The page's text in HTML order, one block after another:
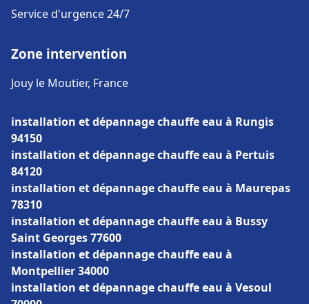
Service d'urgence 24/7
Zone intervention
Jouy le Moutier, France
installation et dépannage chauffe eau à Rungis
94150
installation et dépannage chauffe eau à Pertuis
84120
installation et dépannage chauffe eau à Maurepas
78310
installation et dépannage chauffe eau à Bussy
Saint Georges 77600
installation et dépannage chauffe eau à
Montpellier 34000
installation et dépannage chauffe eau à Vesoul